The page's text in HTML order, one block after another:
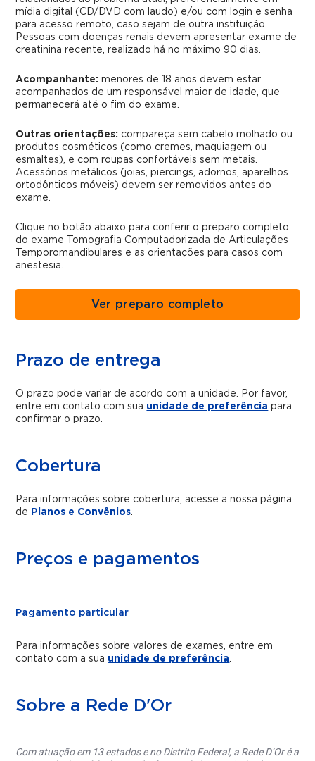
mídia digital (CD/DVD com laudo) e/ou com login e senha
para acesso remoto, caso sejam de outra instituição.
Pessoas com doenças renais devem apresentar exame de
creatinina recente, realizado há no máximo 90 dias.
Acompanhante: menores de 18 anos devem estar
acompanhados de um responsável maior de idade, que
permanecerá até o fim do exame.
Outras orientações: compareça sem cabelo molhado ou
produtos cosméticos (como cremes, maquiagem ou
esmaltes), e com roupas confortáveis sem metais.
Acessórios metálicos (joias, piercings, adornos, aparelhos
ortodônticos móveis) devem ser removidos antes do
exame.
Clique no botão abaixo para conferir o preparo completo
do exame Tomografia Computadorizada de Articulações
Temporomandibulares e as orientações para casos com
anestesia.
Ver preparo completo
Prazo de entrega
O prazo pode variar de acordo com a unidade. Por favor,
entre em contato com sua unidade de preferência para
confirmar o prazo.
Cobertura
Para informações sobre cobertura, acesse a nossa página
de Planos e Convênios.
Preços e pagamentos
Pagamento particular
Para informações sobre valores de exames, entre em
contato com a sua unidade de preferência.
Sobre a Rede D'Or
Com atuação em 13 estados e no Distrito Federal, a Rede D’Or é a